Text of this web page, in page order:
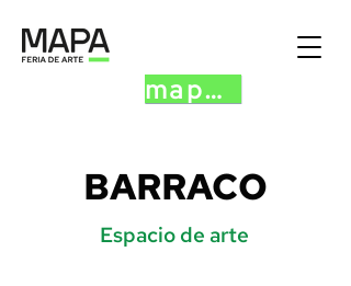
mapa.art
BARRACO
Espacio de arte